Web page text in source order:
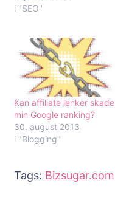
i "SEO"
Kan affiliate lenker skade
min Google ranking?
30. august 2013
i "Blogging"
Tags: Bizsugar.com